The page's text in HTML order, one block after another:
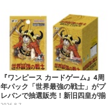
『ワンピース カードゲーム』4周
年パック「世界最強の戦士」がプ
レバンで抽選販売！新旧四皇が揃